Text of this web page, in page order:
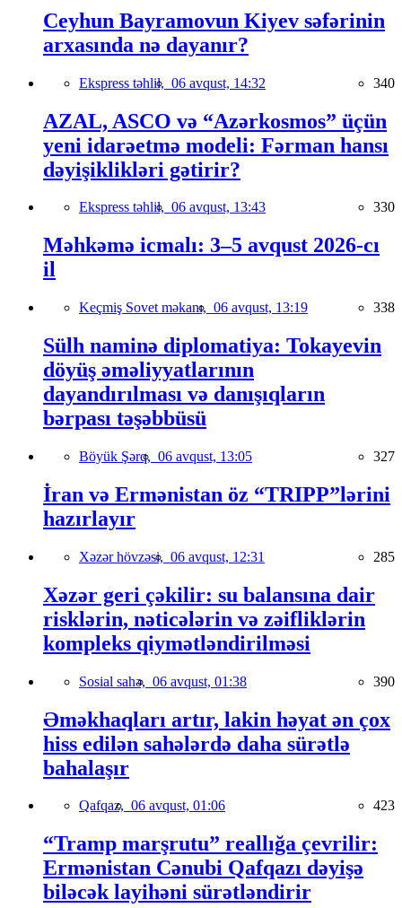
Ceyhun Bayramovun Kiyev səfərinin
arxasında nə dayanır?
Ekspress təhlil, 06 avqust, 14:32 340
AZAL, ASCO və “Azərkosmos” üçün
yeni idarəetmə modeli: Fərman hansı
dəyişiklikləri gətirir?
Ekspress təhlil, 06 avqust, 13:43 330
Məhkəmə icmalı: 3–5 avqust 2026-cı
il
Keçmiş Sovet məkanı, 06 avqust, 13:19 338
Sülh naminə diplomatiya: Tokayevin
döyüş əməliyyatlarının
dayandırılması və danışıqların
bərpası təşəbbüsü
Böyük Şərq, 06 avqust, 13:05 327
İran və Ermənistan öz “TRIPP”lərini
hazırlayır
Xəzər hövzəsi, 06 avqust, 12:31 285
Xəzər geri çəkilir: su balansına dair
risklərin, nəticələrin və zəifliklərin
kompleks qiymətləndirilməsi
Sosial sahə, 06 avqust, 01:38 390
Əməkhaqları artır, lakin həyat ən çox
hiss edilən sahələrdə daha sürətlə
bahalaşır
Qafqaz, 06 avqust, 01:06 423
“Tramp marşrutu” reallığa çevrilir:
Ermənistan Cənubi Qafqazı dəyişə
biləcək layihəni sürətləndirir